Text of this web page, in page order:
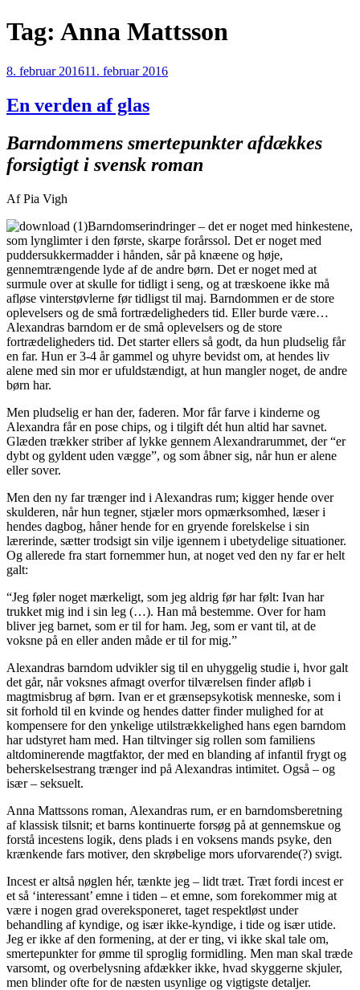
Videre
til
Tag: Anna Mattsson
Udgivet
8. februar 201611. februar 2016
En verden af glas
Barndommens smertepunkter afdækkes
forsigtigt i svensk roman
Af Pia Vigh
Barndomserindringer – det er noget med hinkestene,
som lynglimter i den første, skarpe forårssol. Det er noget med
puddersukkermadder i hånden, sår på knæene og høje,
gennemtrængende lyde af de andre børn. Det er noget med at
surmule over at skulle for tidligt i seng, og at træskoene ikke må
afløse vinterstøvlerne før tidligst til maj. Barndommen er de store
oplevelsers og de små fortrædeligheders tid. Eller burde være…
Alexandras barndom er de små oplevelsers og de store
fortrædeligheders tid. Det starter ellers så godt, da hun pludselig får
en far. Hun er 3-4 år gammel og uhyre bevidst om, at hendes liv
alene med sin mor er ufuldstændigt, at hun mangler noget, de andre
børn har.
Men pludselig er han der, faderen. Mor får farve i kinderne og
Alexandra får en pose chips, og i tilgift dét hun altid har savnet.
Glæden trækker striber af lykke gennem Alexandrarummet, der “er
dybt og gyldent uden vægge”, og som åbner sig, når hun er alene
eller sover.
Men den ny far trænger ind i Alexandras rum; kigger hende over
skulderen, når hun tegner, stjæler mors opmærksomhed, læser i
hendes dagbog, håner hende for en gryende forelskelse i sin
lærerinde, sætter trodsigt sin vilje igennem i ubetydelige situationer.
Og allerede fra start fornemmer hun, at noget ved den ny far er helt
galt:
“Jeg føler noget mærkeligt, som jeg aldrig før har følt: Ivan har
trukket mig ind i sin leg (…). Han må bestemme. Over for ham
bliver jeg barnet, som er til for ham. Jeg, som er vant til, at de
voksne på en eller anden måde er til for mig.”
Alexandras barndom udvikler sig til en uhyggelig studie i, hvor galt
det går, når voksnes afmagt overfor tilværelsen finder afløb i
magtmisbrug af børn. Ivan er et grænsepsykotisk menneske, som i
sit forhold til en kvinde og hendes datter finder mulighed for at
kompensere for den ynkelige utilstrækkelighed hans egen barndom
har udstyret ham med. Han tiltvinger sig rollen som familiens
altdominerende magtfaktor, der med en blanding af infantil frygt og
beherskelsestrang trænger ind på Alexandras intimitet. Også – og
især – seksuelt.
Anna Mattssons roman, Alexandras rum, er en barndomsberetning
af klassisk tilsnit; et barns kontinuerte forsøg på at gennemskue og
forstå incestens logik, dens plads i en voksens mands psyke, den
krænkende fars motiver, den skrøbelige mors uforvarende(?) svigt.
Incest er altså nøglen hér, tænkte jeg – lidt træt. Træt fordi incest er
et så ‘interessant’ emne i tiden – et emne, som forekommer mig at
være i nogen grad overeksponeret, taget respektløst under
behandling af kyndige, og især ikke-kyndige, i tide og især utide.
Jeg er ikke af den formening, at der er ting, vi ikke skal tale om,
smertepunkter for ømme til sproglig formidling. Men man skal træde
varsomt, og overbelysning afdækker ikke, hvad skyggerne skjuler,
men blinder ofte for de næsten usynlige og vigtigste detaljer.